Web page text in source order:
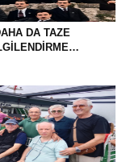
DA TAZE